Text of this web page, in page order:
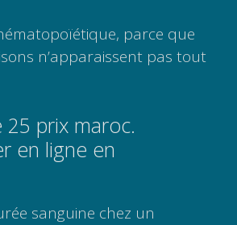
parce que
n’apparaissent pas tout
25 prix maroc.
en ligne en
sanguine chez un